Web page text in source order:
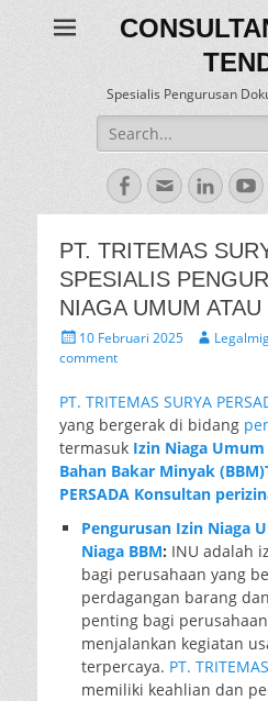
Spesialis Pengurusan
Search
for:
Facebook
Email
PT. TRITEMAS
SPESIALIS
NIAGA UMUM
Posted
on
10 Februari 2025 Author
comment
PT. TRITEMAS SURYA
yang bergerak di bidang
termasuk Izin Niaga
Bahan Bakar Minyak (BBM)
PERSADA Konsultan
Pengurusan Izin Niaga
Niaga BBM: INU adalah
bagi perusahaan yang
perdagangan barang
penting bagi
menjalankan kegiatan
terpercaya. PT.
memiliki keahlian dan